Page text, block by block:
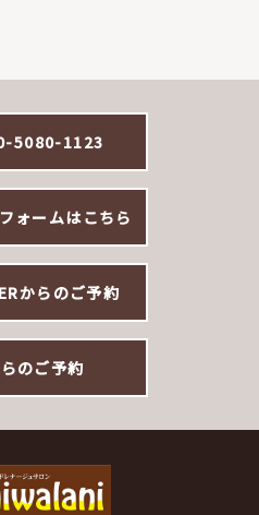
5080-1123
ォームはこちら
からのご予約
のご予約